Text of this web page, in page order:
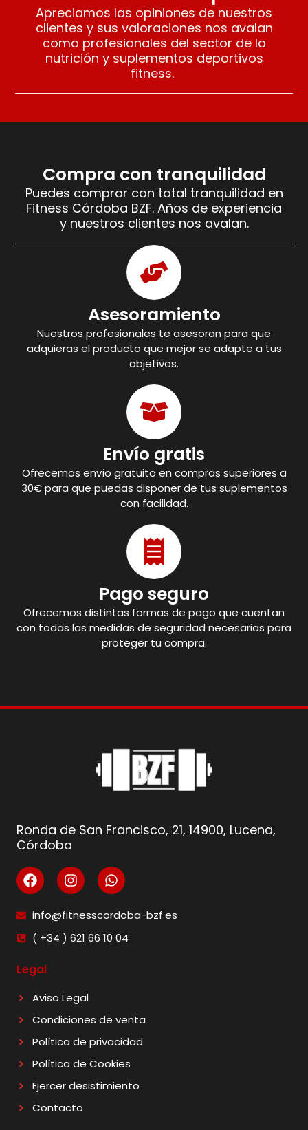
Apreciamos las opiniones de nuestros
clientes y sus valoraciones nos avalan
como profesionales del sector de la
nutrición y suplementos deportivos
fitness.
Compra con tranquilidad
Puedes comprar con total tranquilidad en
Fitness Córdoba BZF. Años de experiencia
y nuestros clientes nos avalan.
Asesoramiento
Nuestros profesionales te asesoran para que
adquieras el producto que mejor se adapte a tus
objetivos.
Envío gratis
Ofrecemos envío gratuito en compras superiores a
30€ para que puedas disponer de tus suplementos
con facilidad.
Pago seguro
Ofrecemos distintas formas de pago que cuentan
con todas las medidas de seguridad necesarias para
proteger tu compra.
Ronda de San Francisco, 21, 14900, Lucena,
Córdoba
info@fitnesscordoba-bzf.es
( +34 ) 621 66 10 04
Legal
Aviso Legal
Condiciones de venta
Política de privacidad
Política de Cookies
Ejercer desistimiento
Contacto